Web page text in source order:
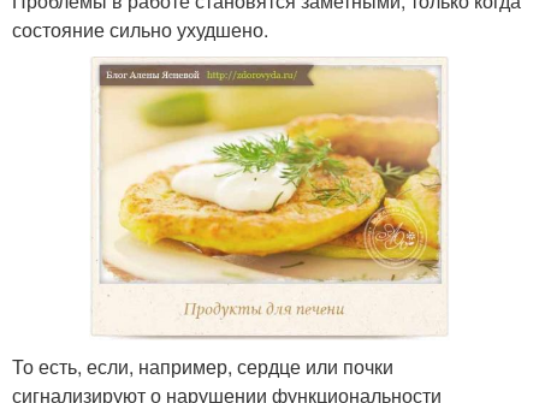
состояние сильно ухудшено.
То есть, если, например, сердце или почки
сигнализируют о нарушении функциональности